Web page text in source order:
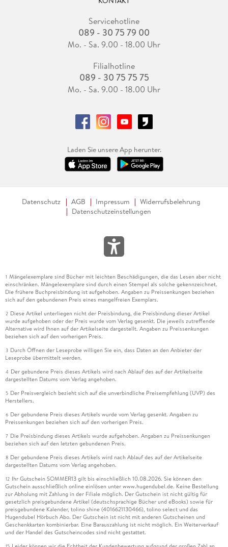
Servicehotline
089 - 30 75 79 00
Mo. - Sa. 9.00 - 18.00 Uhr
Filialhotline
089 - 30 75 75 75
Mo. - Sa. 9.00 - 18.00 Uhr
Laden Sie unsere App herunter.
Datenschutz AGB Impressum
Widerrufsbelehrung
Datenschutzeinstellungen
1 Mängelexemplare sind Bücher mit leichten Beschädigungen, die das Lesen aber nicht
einschränken. Mängelexemplare sind durch einen Stempel als solche gekennzeichnet.
Die frühere Buchpreisbindung ist aufgehoben. Angaben zu Preissenkungen beziehen
sich auf den gebundenen Preis eines mangelfreien Exemplars.
2 Diese Artikel unterliegen nicht der Preisbindung, die Preisbindung dieser Artikel
wurde aufgehoben oder der Preis wurde vom Verlag gesenkt. Die jeweils zutreffende
Alternative wird Ihnen auf der Artikelseite dargestellt. Angaben zu Preissenkungen
beziehen sich auf den vorherigen Preis.
3 Durch Öffnen der Leseprobe willigen Sie ein, dass Daten an den Anbieter der
Leseprobe übermittelt werden.
4 Der gebundene Preis dieses Artikels wird nach Ablauf des auf der Artikelseite
dargestellten Datums vom Verlag angehoben.
5 Der Preisvergleich bezieht sich auf die unverbindliche Preisempfehlung (UVP) des
Herstellers.
6 Der gebundene Preis dieses Artikels wurde vom Verlag gesenkt. Angaben zu
Preissenkungen beziehen sich auf den vorherigen Preis.
7 Die Preisbindung dieses Artikels wurde aufgehoben. Angaben zu Preissenkungen
beziehen sich auf den letzten gebundenen Preis.
8 Der gebundene Preis dieses Artikels wird nach Ablauf des auf der Artikelseite
dargestellten Datums vom Verlag angehoben.
12 Ihr Gutschein SOMMER13 gilt bis einschließlich 10.08.2026. Sie können den
Gutschein ausschließlich online einlösen unter www.hugendubel.de. Keine Bestellung
zur Abholung mit Zahlung in der Filiale möglich. Der Gutschein ist nicht gültig für
gesetzlich preisgebundene Artikel (deutschsprachige Bücher und eBooks) sowie für
preisgebundene Kalender, tolino shine (4016621130466), tolino select und das
Hugendubel Hörbuch Abo. Der Gutschein ist nicht mit anderen Gutscheinen und
Geschenkkarten kombinierbar. Eine Barauszahlung ist nicht möglich. Ein Weiterverkauf
und der Handel des Gutscheincodes sind nicht gestattet.